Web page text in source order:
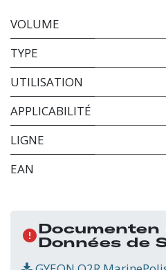
VOLUME
TYPE
UTILISATION
APPLICABILITÉ
LIGNE
EAN
Documenten
Données de